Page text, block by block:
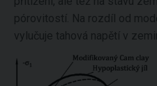
pórovitostí. Na rozdíl od
vylučuje tahová napětí v